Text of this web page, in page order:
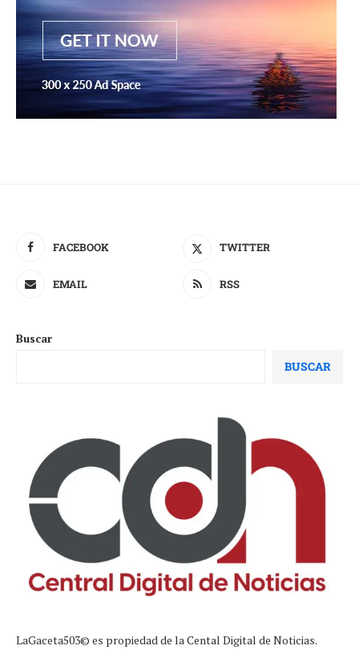
FACEBOOK TWITTER
EMAIL RSS
Buscar
BUSCAR
LaGaceta503© es propiedad de la Cental Digital de Noticias.